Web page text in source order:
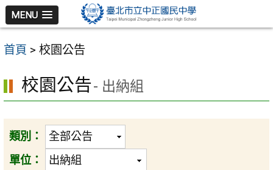
跳
至
主
內
容
區
MENU
首頁 > 校園公告
校園公告- 出納組
類別：
單位：